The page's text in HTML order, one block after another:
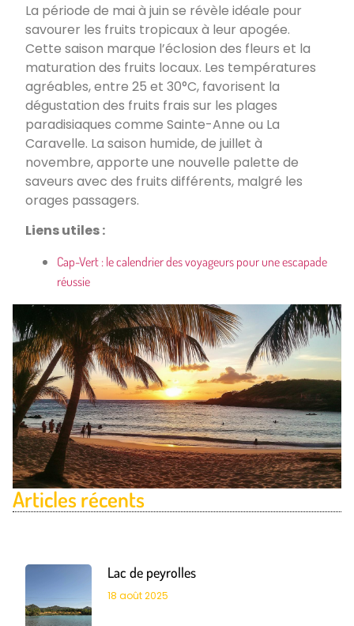
La période de mai à juin se révèle idéale pour
savourer les fruits tropicaux à leur apogée.
Cette saison marque l’éclosion des fleurs et la
maturation des fruits locaux. Les températures
agréables, entre 25 et 30°C, favorisent la
dégustation des fruits frais sur les plages
paradisiaques comme Sainte-Anne ou La
Caravelle. La saison humide, de juillet à
novembre, apporte une nouvelle palette de
saveurs avec des fruits différents, malgré les
orages passagers.
Liens utiles :
Cap-Vert : le calendrier des voyageurs pour une escapade
réussie
Articles récents
Lac de peyrolles
18 août 2025